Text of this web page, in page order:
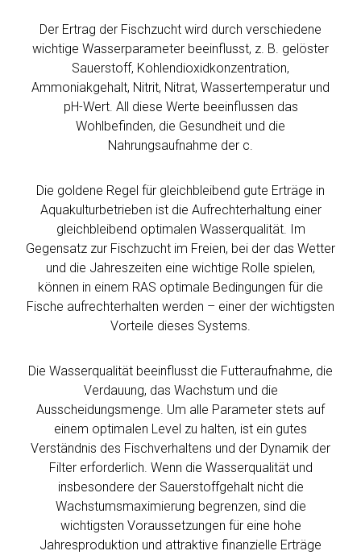
Der Ertrag der Fischzucht wird durch verschiedene
wichtige Wasserparameter beeinflusst, z. B. gelöster
Sauerstoff, Kohlendioxidkonzentration,
Ammoniakgehalt, Nitrit, Nitrat, Wassertemperatur und
pH-Wert. All diese Werte beeinflussen das
Wohlbefinden, die Gesundheit und die
Nahrungsaufnahme der c.
Die goldene Regel für gleichbleibend gute Erträge in
Aquakulturbetrieben ist die Aufrechterhaltung einer
gleichbleibend optimalen Wasserqualität. Im
Gegensatz zur Fischzucht im Freien, bei der das Wetter
und die Jahreszeiten eine wichtige Rolle spielen,
können in einem RAS optimale Bedingungen für die
Fische aufrechterhalten werden – einer der wichtigsten
Vorteile dieses Systems.
Die Wasserqualität beeinflusst die Futteraufnahme, die
Verdauung, das Wachstum und die
Ausscheidungsmenge. Um alle Parameter stets auf
einem optimalen Level zu halten, ist ein gutes
Verständnis des Fischverhaltens und der Dynamik der
Filter erforderlich. Wenn die Wasserqualität und
insbesondere der Sauerstoffgehalt nicht die
Wachstumsmaximierung begrenzen, sind die
wichtigsten Voraussetzungen für eine hohe
Jahresproduktion und attraktive finanzielle Erträge